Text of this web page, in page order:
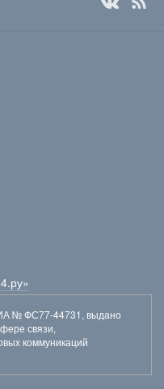
№ ФС77-44731, выдано
связи,
коммуникаций